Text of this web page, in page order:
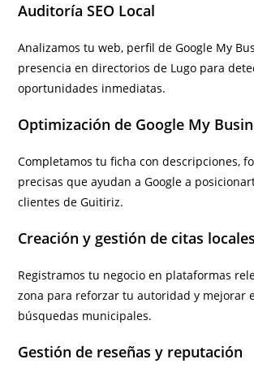
Auditoría SEO Local
Analizamos tu web, perfil de Google My
presencia en directorios de Lugo para
oportunidades inmediatas.
Optimización de Google My
Completamos tu ficha con descripciones,
precisas que ayudan a Google a
clientes de Guitiriz.
Creación y gestión de citas locales
Registramos tu negocio en plataformas
zona para reforzar tu autoridad y mejorar
búsquedas municipales.
Gestión de reseñas y reputación